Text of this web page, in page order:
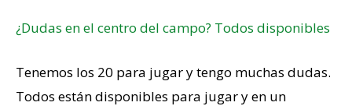
¿Dudas en el centro del campo? Todos disponibles
Tenemos los 20 para jugar y tengo muchas dudas.
Todos están disponibles para jugar y en un